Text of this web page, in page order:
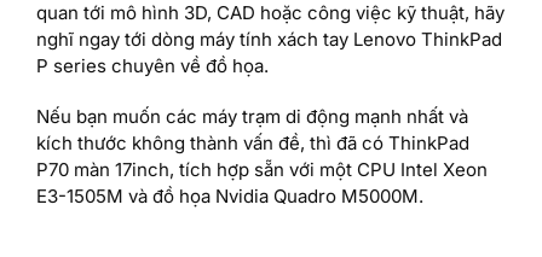
quan tới mô hình 3D, CAD hoặc công việc kỹ thuật, hãy
nghĩ ngay tới dòng máy tính xách tay Lenovo ThinkPad
P series chuyên về đồ họa.
Nếu bạn muốn các máy trạm di động mạnh nhất và
kích thước không thành vấn đề, thì đã có ThinkPad
P70 màn 17inch, tích hợp sẵn với một CPU Intel Xeon
E3-1505M và đồ họa Nvidia Quadro M5000M.